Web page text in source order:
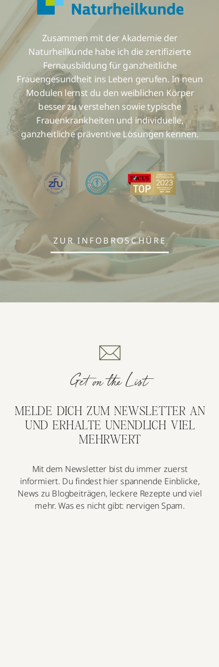
Zusammen mit der Akademie der
Naturheilkunde habe ich die zertifizierte
Fernausbildung für ganzheitliche
Frauengesundheit ins Leben gerufen. In neun
Modulen lernst du den weiblichen Körper
besser zu verstehen sowie typische
Frauenkrankheiten und individuelle,
ganzheitliche präventive Lösungen kennen.
ZUR INFOBROSCHÜRE
Get on the List
MELDE DICH ZUM NEWSLETTER AN
UND ERHALTE UNENDLICH VIEL
MEHRWERT
Mit dem Newsletter bist du immer zuerst
informiert. Du findest hier spannende Einblicke,
News zu Blogbeiträgen, leckere Rezepte und viel
mehr. Was es nicht gibt: nervigen Spam.